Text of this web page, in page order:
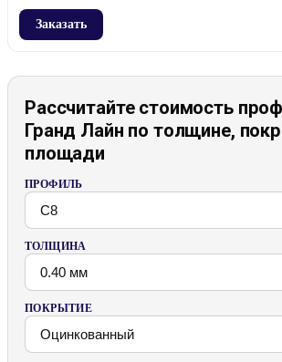
Заказать
Рассчитайте стоимость
Гранд Лайн по толщине,
площади
ПРОФИЛЬ
ТОЛЩИНА
ПОКРЫТИЕ